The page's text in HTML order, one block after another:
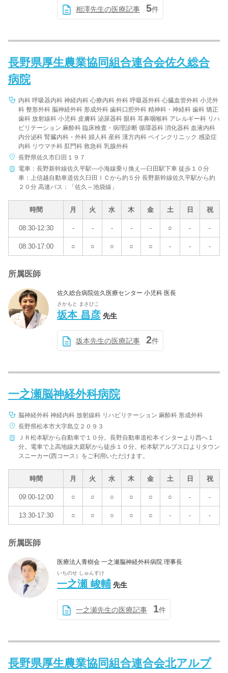
相澤先生の医療記事 5件
長野県厚生農業協同組合連合会佐久総合
病院
内科 呼吸器内科 神経内科 心療内科 外科 呼吸器外科 心臓血管外科 小児外
科 整形外科 脳神経外科 形成外科 歯科口腔外科 精神科・神経科 歯科 矯正
歯科 放射線科 小児科 皮膚科 泌尿器科 眼科 耳鼻咽喉科 アレルギー科 リハ
ビリテーション 麻酔科 臨床検査・病理診断 循環器科 消化器科 血液内科
内分泌科 腎臓内科・外科 婦人科 産科 漢方内科 ペインクリニック 感染症
内科 リウマチ科 肛門科 救急科 乳腺外科
長野県佐久市臼田１９７
電車：長野新幹線佐久平駅―小海線乗り換え―臼田駅下車 徒歩１０分
車：上信越自動車道佐久臼田ＩＣから約５分 長野新幹線佐久平駅から約
２０分 高速バス：「佐久～池袋線」
時間 月 火 水 木 金 土 日 祝
08:30-12:30 - - - - - ○ - -
08:30-17:00 ○ ○ ○ ○ ○ - - -
所属医師
佐久総合病院佐久医療センター 小児科 医長
さかもと まさひこ
坂本 昌彦 先生
坂本先生の医療記事 2件
一之瀬脳神経外科病院
脳神経外科 神経内科 放射線科 リハビリテーション 麻酔科 形成外科
長野県松本市大字島立２０９３
ＪＲ松本駅から自動車で１０分。長野自動車道松本インターより西へ１
分。電車で上高地線大庭駅から徒歩１０分。松本駅アルプス口よりタウン
スニーカー(西コース）をご利用いただけます。
時間 月 火 水 木 金 土 日 祝
09:00-12:00 ○ ○ ○ ○ ○ ○ - -
13:30-17:30 ○ ○ ○ ○ ○ - - -
所属医師
医療法人青樹会 一之瀬脳神経外科病院 理事長
いちのせ しゅんすけ
一之瀬 峻輔 先生
一之瀬先生の医療記事 1件
長野県厚生農業協同組合連合会北アルプ